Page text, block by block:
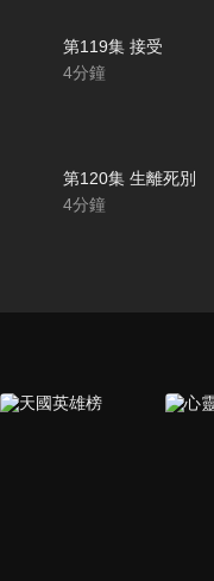
第119集 接受
4分鐘
第120集 生離死別
4分鐘